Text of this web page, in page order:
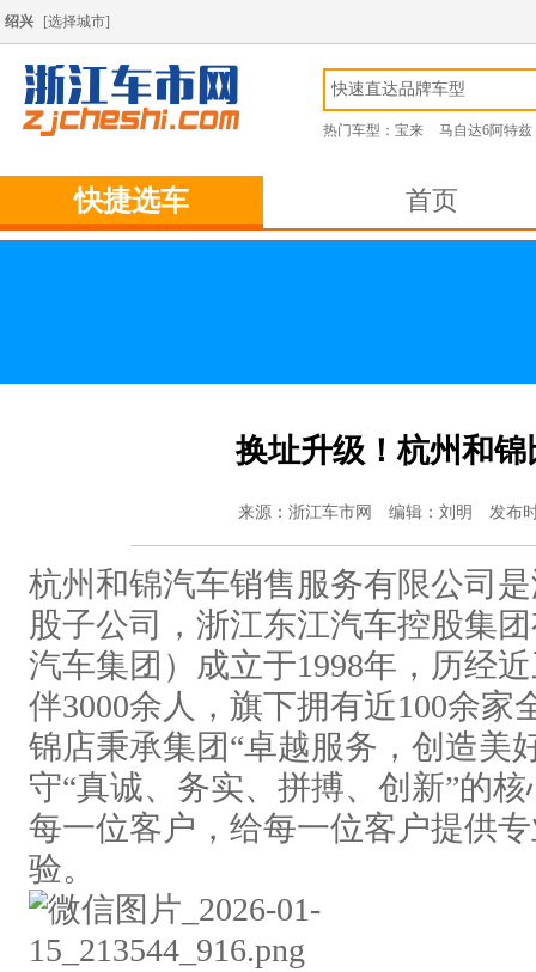
绍兴 [选择城市]
热门车型： 宝来 马自达6阿特兹
快捷选车 首页
换址升级！杭州和
来源：浙江车市网 编辑：刘明 发布时
杭州和锦汽车销售服务有限公司
股子公司，浙江东江汽车控股集
汽车集团）成立于1998年，历经
伴3000余人，旗下拥有近100余
锦店秉承集团“卓越服务，创造美
守“真诚、务实、拼搏、创新”的
每一位客户，给每一位客户提供
验。